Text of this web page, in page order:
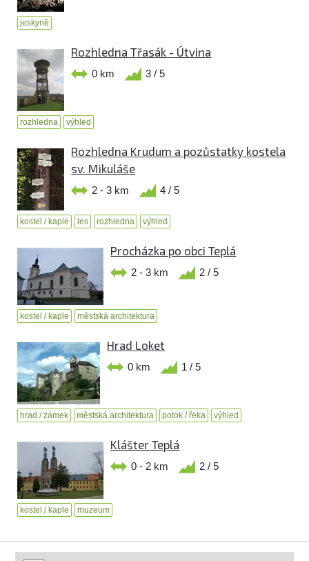
jeskyně
Rozhledna Třasák - Útvina
0 km 3 / 5
rozhledna výhled
Rozhledna Krudum a pozůstatky kostela
sv. Mikuláše
2 - 3 km 4 / 5
kostel / kaple les rozhledna výhled
Procházka po obci Teplá
2 - 3 km 2 / 5
kostel / kaple městská architektura
Hrad Loket
0 km 1 / 5
hrad / zámek městská architektura potok / řeka výhled
Klášter Teplá
0 - 2 km 2 / 5
kostel / kaple muzeum